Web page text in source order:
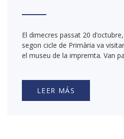
El dimecres passat 20
segon cicle de Primària va
el museu de la impremta. Van
LEER MÁS